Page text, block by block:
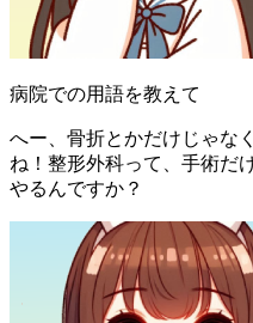
病院での用語を教えて
へー、骨折とかだけじゃな
ね！整形外科って、手術だ
やるんですか？